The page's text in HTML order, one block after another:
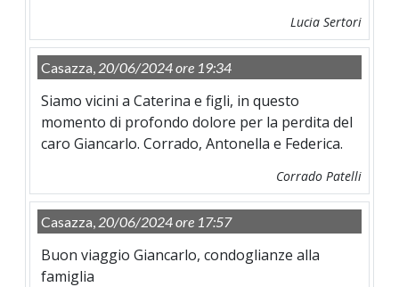
Lucia Sertori
Casazza, 20/06/2024 ore 19:34
Siamo vicini a Caterina e figli, in questo
momento di profondo dolore per la perdita del
caro Giancarlo. Corrado, Antonella e Federica.
Corrado Patelli
Casazza, 20/06/2024 ore 17:57
Buon viaggio Giancarlo, condoglianze alla
famiglia